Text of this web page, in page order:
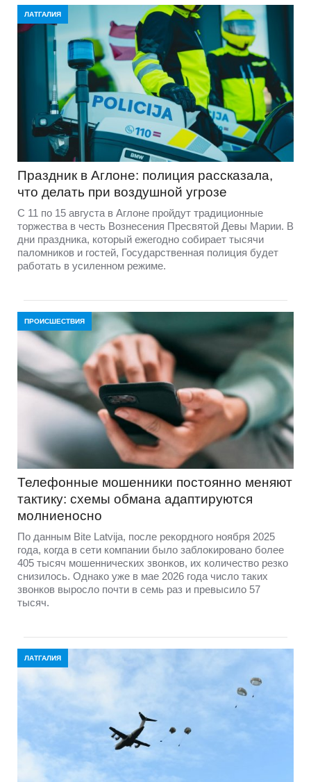
ЛАТГАЛИЯ
Праздник в Аглоне: полиция рассказала,
что делать при воздушной угрозе
С 11 по 15 августа в Аглоне пройдут традиционные
торжества в честь Вознесения Пресвятой Девы Марии. В
дни праздника, который ежегодно собирает тысячи
паломников и гостей, Государственная полиция будет
работать в усиленном режиме.
ПРОИСШЕСТВИЯ
Телефонные мошенники постоянно меняют
тактику: схемы обмана адаптируются
молниеносно
По данным Bite Latvija, после рекордного ноября 2025
года, когда в сети компании было заблокировано более
405 тысяч мошеннических звонков, их количество резко
снизилось. Однако уже в мае 2026 года число таких
звонков выросло почти в семь раз и превысило 57
тысяч.
ЛАТГАЛИЯ